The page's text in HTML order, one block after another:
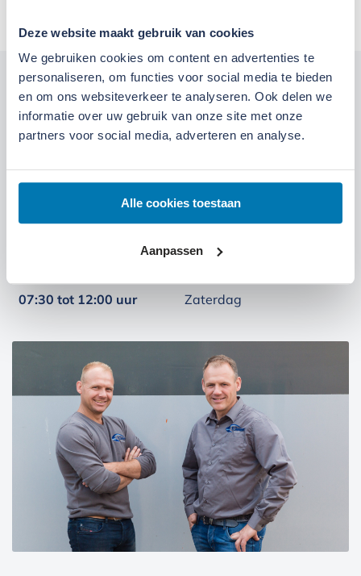
Deze website maakt gebruik van cookies
We gebruiken cookies om content en advertenties te
personaliseren, om functies voor social media te bieden
en om ons websiteverkeer te analyseren. Ook delen we
informatie over uw gebruik van onze site met onze
partners voor social media, adverteren en analyse.
Alle cookies toestaan
Aanpassen
Kom langs bij onze locaties
Locatie EdeLocatie Ruinerwold
We zijn gevestigd aan deBroeksteeg 1 in Ede.
Maandag t/m zaterdag open. Bereikbaar via
265555.Bekijk deze locatie.
07:30 tot 12:00 uur Zaterdag